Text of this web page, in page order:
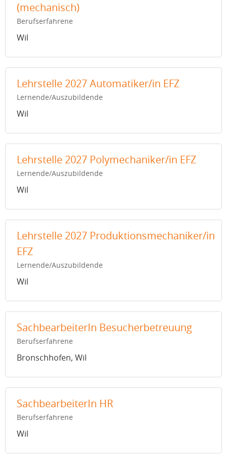
(mechanisch)
Berufserfahrene
Wil
Lehrstelle 2027 Automatiker/in EFZ
Lernende/Auszubildende
Wil
Lehrstelle 2027 Polymechaniker/in EFZ
Lernende/Auszubildende
Wil
Lehrstelle 2027 Produktionsmechaniker/in
EFZ
Lernende/Auszubildende
Wil
SachbearbeiterIn Besucherbetreuung
Berufserfahrene
Bronschhofen, Wil
SachbearbeiterIn HR
Berufserfahrene
Wil